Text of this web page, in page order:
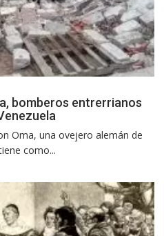
bomberos entrerrianos
Oma, una ovejero alemán de
como...